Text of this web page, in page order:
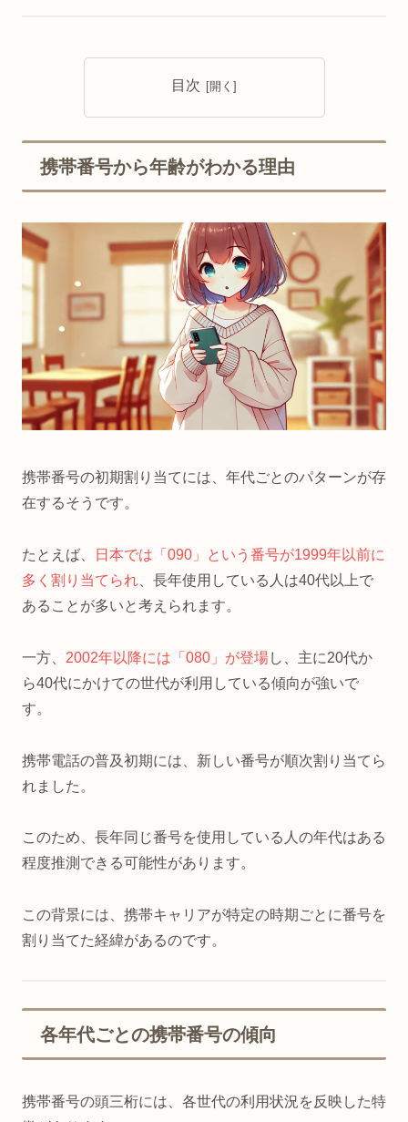
目次
携帯番号から年齢がわかる理由
携帯番号の初期割り当てには、年代ごとのパターンが存
在するそうです。
たとえば、
日本では「090」という番号が1999年以前に
多く割り当てられ 、長年使用している人は40代以上で
あることが多いと考えられます。
一方、 2002年以降には「080」が登場し、主に20代か
ら40代にかけての世代が利用している傾向が強いで
す。
携帯電話の普及初期には、新しい番号が順次割り当てら
れました。
このため、長年同じ番号を使用している人の年代はある
程度推測できる可能性があります。
この背景には、携帯キャリアが特定の時期ごとに番号を
割り当てた経緯があるのです。
各年代ごとの携帯番号の傾向
携帯番号の頭三桁には、各世代の利用状況を反映した特